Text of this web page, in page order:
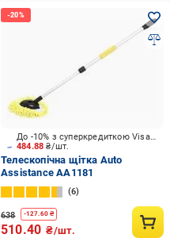
484.88₴/шт.
До -10% з суперкредиткою Visa Вигода
Телескопічна щітка Auto
Assistance AA1181
6
638 -127.60₴
510.40 ₴/шт.